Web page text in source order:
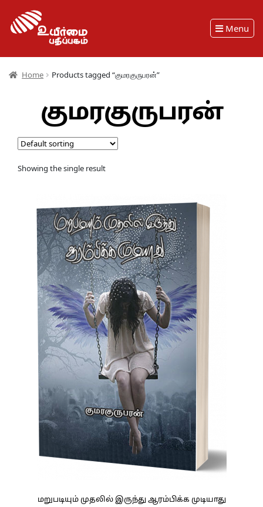
Menu
Home Products tagged “குமரகுருபரன்”
குமரகுருபரன்
Showing the single result
மறுபடியும் முதலில் இருந்து ஆரம்பிக்க முடியாது